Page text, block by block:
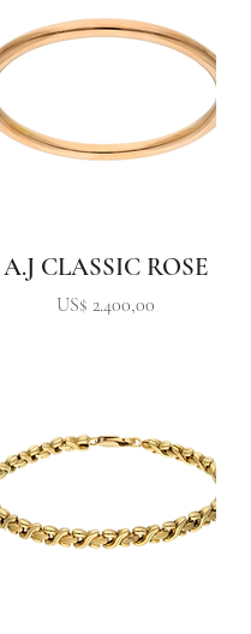
A.J CLASSIC ROSE
Precio
US$ 2.400,00